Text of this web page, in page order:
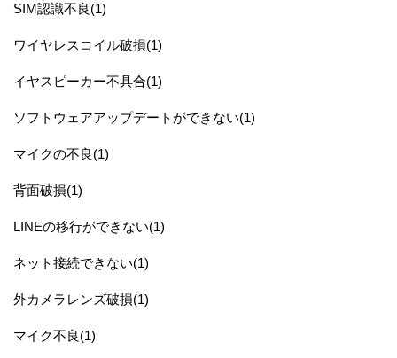
SIM認識不良(1)
ワイヤレスコイル破損(1)
イヤスピーカー不具合(1)
ソフトウェアアップデートができない(1)
マイクの不良(1)
背面破損(1)
LINEの移行ができない(1)
ネット接続できない(1)
外カメラレンズ破損(1)
マイク不良(1)